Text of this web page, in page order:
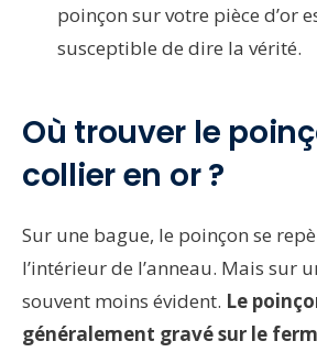
poinçon sur votre pièce d’or
susceptible de dire la vérité.
Où trouver le
collier en or ?
Sur une bague, le poinçon se
l’intérieur de l’anneau. Mais sur
souvent moins évident. Le
généralement gravé sur le